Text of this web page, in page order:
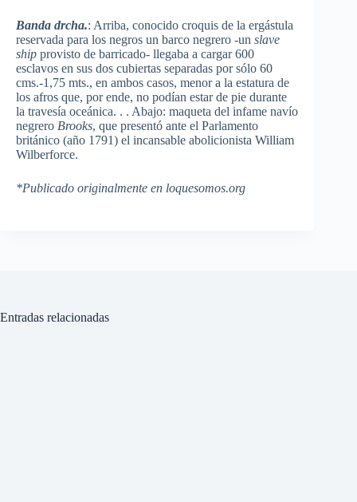
Banda drcha.: Arriba, conocido croquis de la ergástula
reservada para los negros un barco negrero -un slave
ship provisto de barricado- llegaba a cargar 600
esclavos en sus dos cubiertas separadas por sólo 60
cms.-1,75 mts., en ambos casos, menor a la estatura de
los afros que, por ende, no podían estar de pie durante
la travesía oceánica. . . Abajo: maqueta del infame navío
negrero Brooks, que presentó ante el Parlamento
británico (año 1791) el incansable abolicionista William
Wilberforce.
*Publicado originalmente en loquesomos.org
Entradas relacionadas